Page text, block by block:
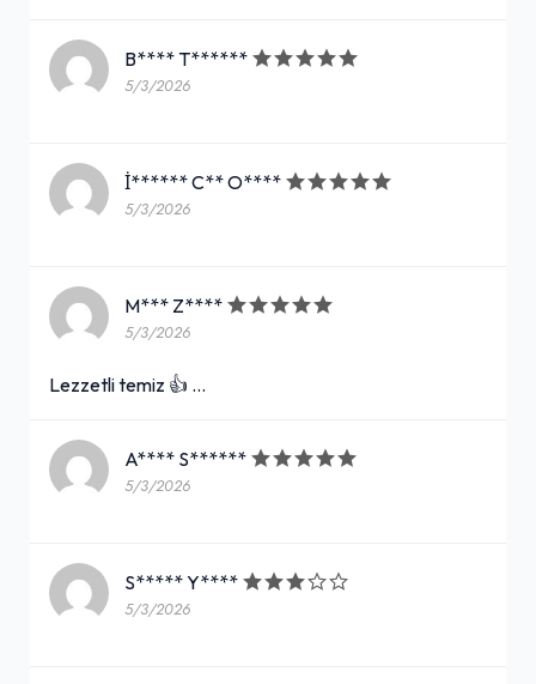
B**** T******
5/3/2026
İ****** C** O****
5/3/2026
M*** Z****
5/3/2026
Lezzetli temiz 👍 …
A**** S******
5/3/2026
S***** Y****
5/3/2026